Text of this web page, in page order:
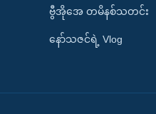
ဗွီအိုအေ တမိနစ်သတင်း
နော်သဇင်ရဲ့ Vlog